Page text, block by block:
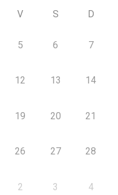
V S D
5 6 7
12 13 14
19 20 21
26 27 28
2 3 4